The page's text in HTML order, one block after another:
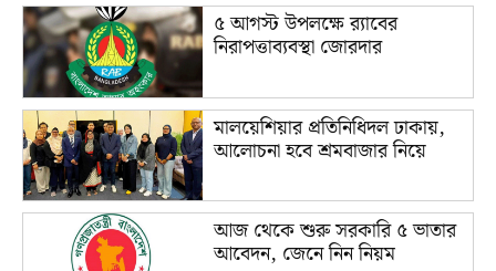
৫ আগস্ট উপলক্ষে র‌্যাবের
নিরাপত্তাব্যবস্থা জোরদার
মালয়েশিয়ার প্রতিনিধিদল ঢাকায়,
আলোচনা হবে শ্রমবাজার নিয়ে
আজ থেকে শুরু সরকারি ৫ ভাতার
আবেদন, জেনে নিন নিয়ম